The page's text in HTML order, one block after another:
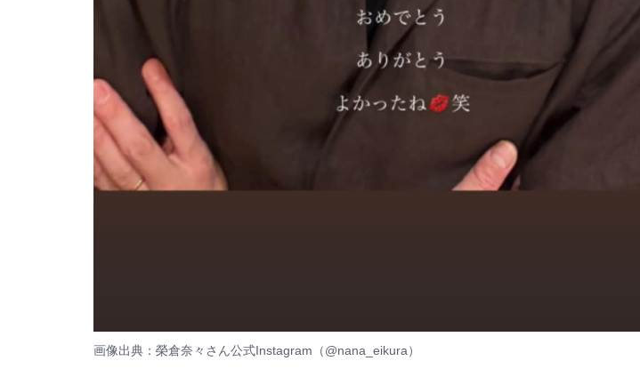
画像出典：榮倉奈々さん公式Instagram（@nana_eikura）